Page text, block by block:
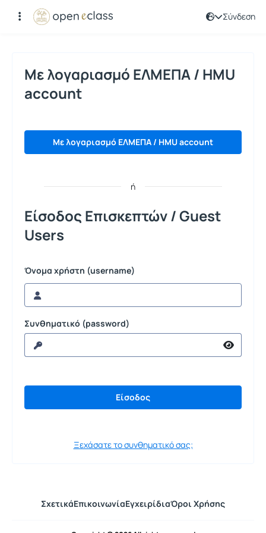
Σύνδεση
Σύνδεση
Με λογαριασμό ΕΛΜΕΠΑ / HMU
account
Με λογαριασμό ΕΛΜΕΠΑ / HMU account
ή
Είσοδος Επισκεπτών / Guest
Users
Όνομα χρήστη (username)
Συνθηματικό (password)
Ξεχάσατε το συνθηματικό σας;
ΣχετικάΕπικοινωνίαΕγχειρίδιαΌροι Χρήσης